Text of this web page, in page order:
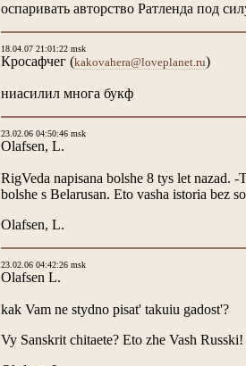
оспаривать авторство Ратленда под
18.04.07 21:01:22 msk
Кросафчег (kakovahera@loveplanet.ru)
ниасилил многа букф
23.02.06 04:50:46 msk
Olafsen, L.
RigVeda napisana bolshe 8 tys let nazad.
bolshe s Belarusan. Eto vasha istoria bez
Olafsen, L.
23.02.06 04:42:26 msk
Olafsen L.
kak Vam ne stydno pisat' takuiu gadost'?
Vy Sanskrit chitaete? Eto zhe Vash